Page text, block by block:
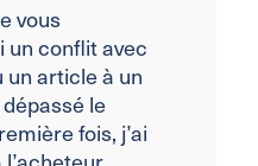
vous
un conflit avec
un article à un
le
fois, j’ai